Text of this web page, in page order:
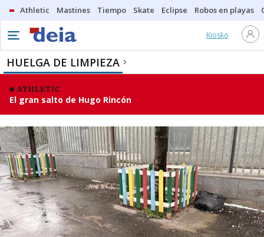
Athletic Mastines Tiempo Skate Eclipse Robos en playas
Kiosko
HUELGA DE LIMPIEZA
ATHLETIC
El gran salto de Hugo Rincón